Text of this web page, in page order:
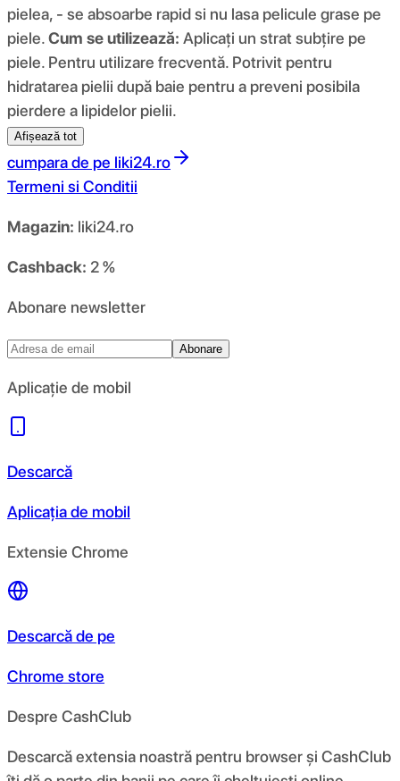
pielea, - se absoarbe rapid si nu lasa pelicule grase pe
piele.Cum se utilizează: Aplicați un strat subțire pe
piele. Pentru utilizare frecventă. Potrivit pentru
hidratarea pielii după baie pentru a preveni posibila
pierdere a lipidelor pielii.
Afișează tot
cumpara de pe liki24.ro
Termeni si Conditii
Magazin: liki24.ro
Cashback: 2 %
Abonare newsletter
Abonare
Aplicație de mobil
Descarcă
Aplicația de mobil
Extensie Chrome
Descarcă de pe
Chrome store
Despre CashClub
Descarcă extensia noastră pentru browser și CashClub